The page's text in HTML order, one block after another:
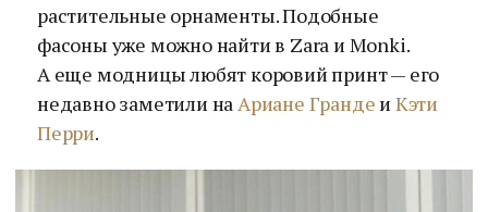
растительные орнаменты. Подобные
фасоны уже можно найти в Zara и Monki.
А еще модницы любят коровий принт — его
недавно заметили наАриане Гранде и Кэти
Перри.